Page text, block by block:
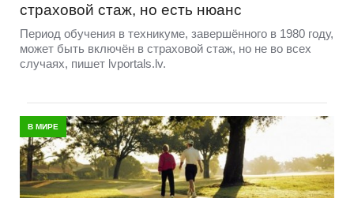
страховой стаж, но есть нюанс
Период обучения в техникуме, завершённого в 1980 году,
может быть включён в страховой стаж, но не во всех
случаях, пишет lvportals.lv.
В МИРЕ